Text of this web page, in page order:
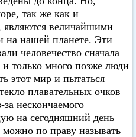
так же как и
являются величайшими
на нашей планете. Эти
человечество сначала
только много позже люди
этот мир и пытаться
плавательных очков
нескончаемого
на сегодняшний день
по праву называть